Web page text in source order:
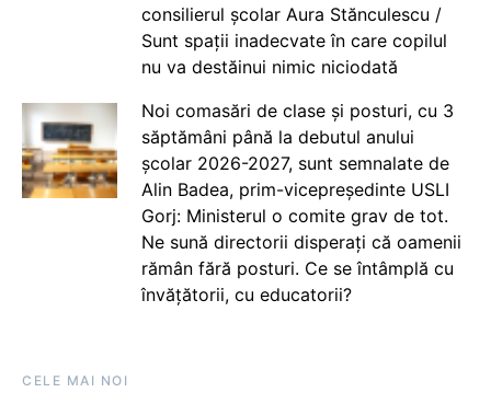
consilierul școlar Aura Stănculescu /
Sunt spații inadecvate în care copilul
nu va destăinui nimic niciodată
Noi comasări de clase și posturi, cu 3
săptămâni până la debutul anului
școlar 2026-2027, sunt semnalate de
Alin Badea, prim-vicepreședinte USLI
Gorj: Ministerul o comite grav de tot.
Ne sună directorii disperați că oamenii
rămân fără posturi. Ce se întâmplă cu
învățătorii, cu educatorii?
CELE MAI NOI